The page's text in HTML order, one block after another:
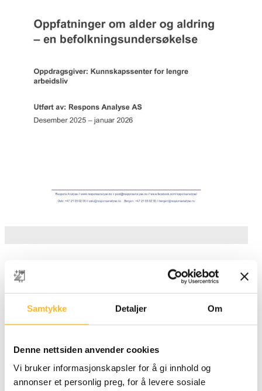
Samtykke Detaljer Om
Denne nettsiden anvender cookies
Vi bruker informasjonskapsler for å gi innhold og
annonser et personlig preg, for å levere sosiale
Bakgrunn
Kunnskapssenter for lengre arbeidsliv hadde behov
alder og aldring er. Vi ønsket å se på hvilke
oppfatninger og holdninger befolkningen har både
overfor eldre i dag, og sin egen alderdom i